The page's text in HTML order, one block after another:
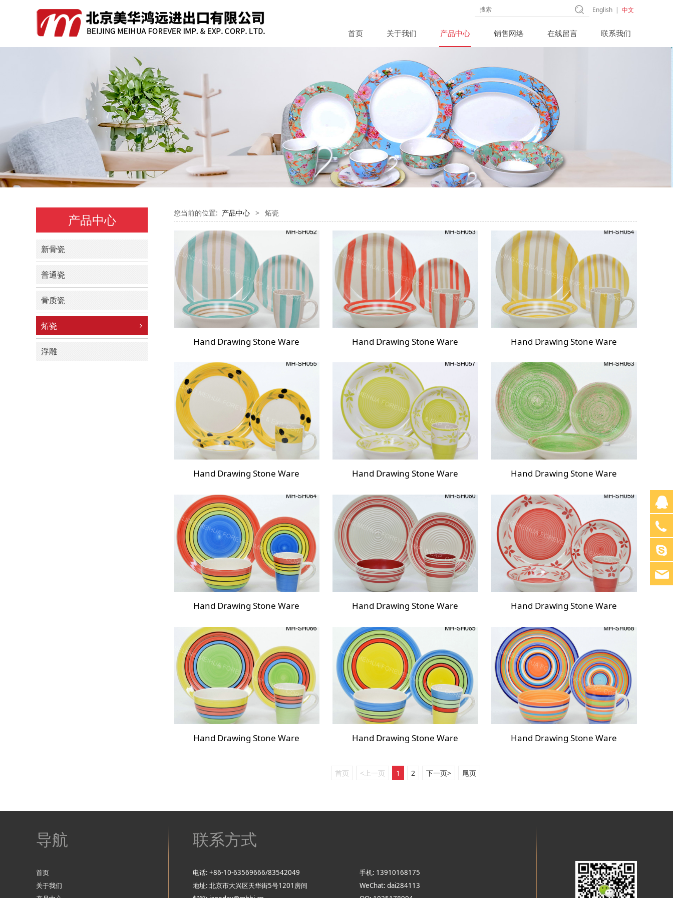
English | 中文
首页 关于我们 产品中心 销售网络 在线留言 联系我们
产品中心
新骨瓷
普通瓷
骨质瓷
炻瓷
浮雕
您当前的位置: 产品中心 > 炻瓷
Hand Drawing Stone Ware Hand Drawing Stone Ware Hand Drawing Stone Ware
Hand Drawing Stone Ware Hand Drawing Stone Ware Hand Drawing Stone Ware
Hand Drawing Stone Ware Hand Drawing Stone Ware Hand Drawing Stone Ware
Hand Drawing Stone Ware Hand Drawing Stone Ware Hand Drawing Stone Ware
首页 <上一页 1 2 下一页> 尾页
导航
首页
关于我们
联系方式
电话: +86-10-63569666/83542049
地址: 北京市大兴区天华街5号1201房间
手机: 13910168175
WeChat: dai284113